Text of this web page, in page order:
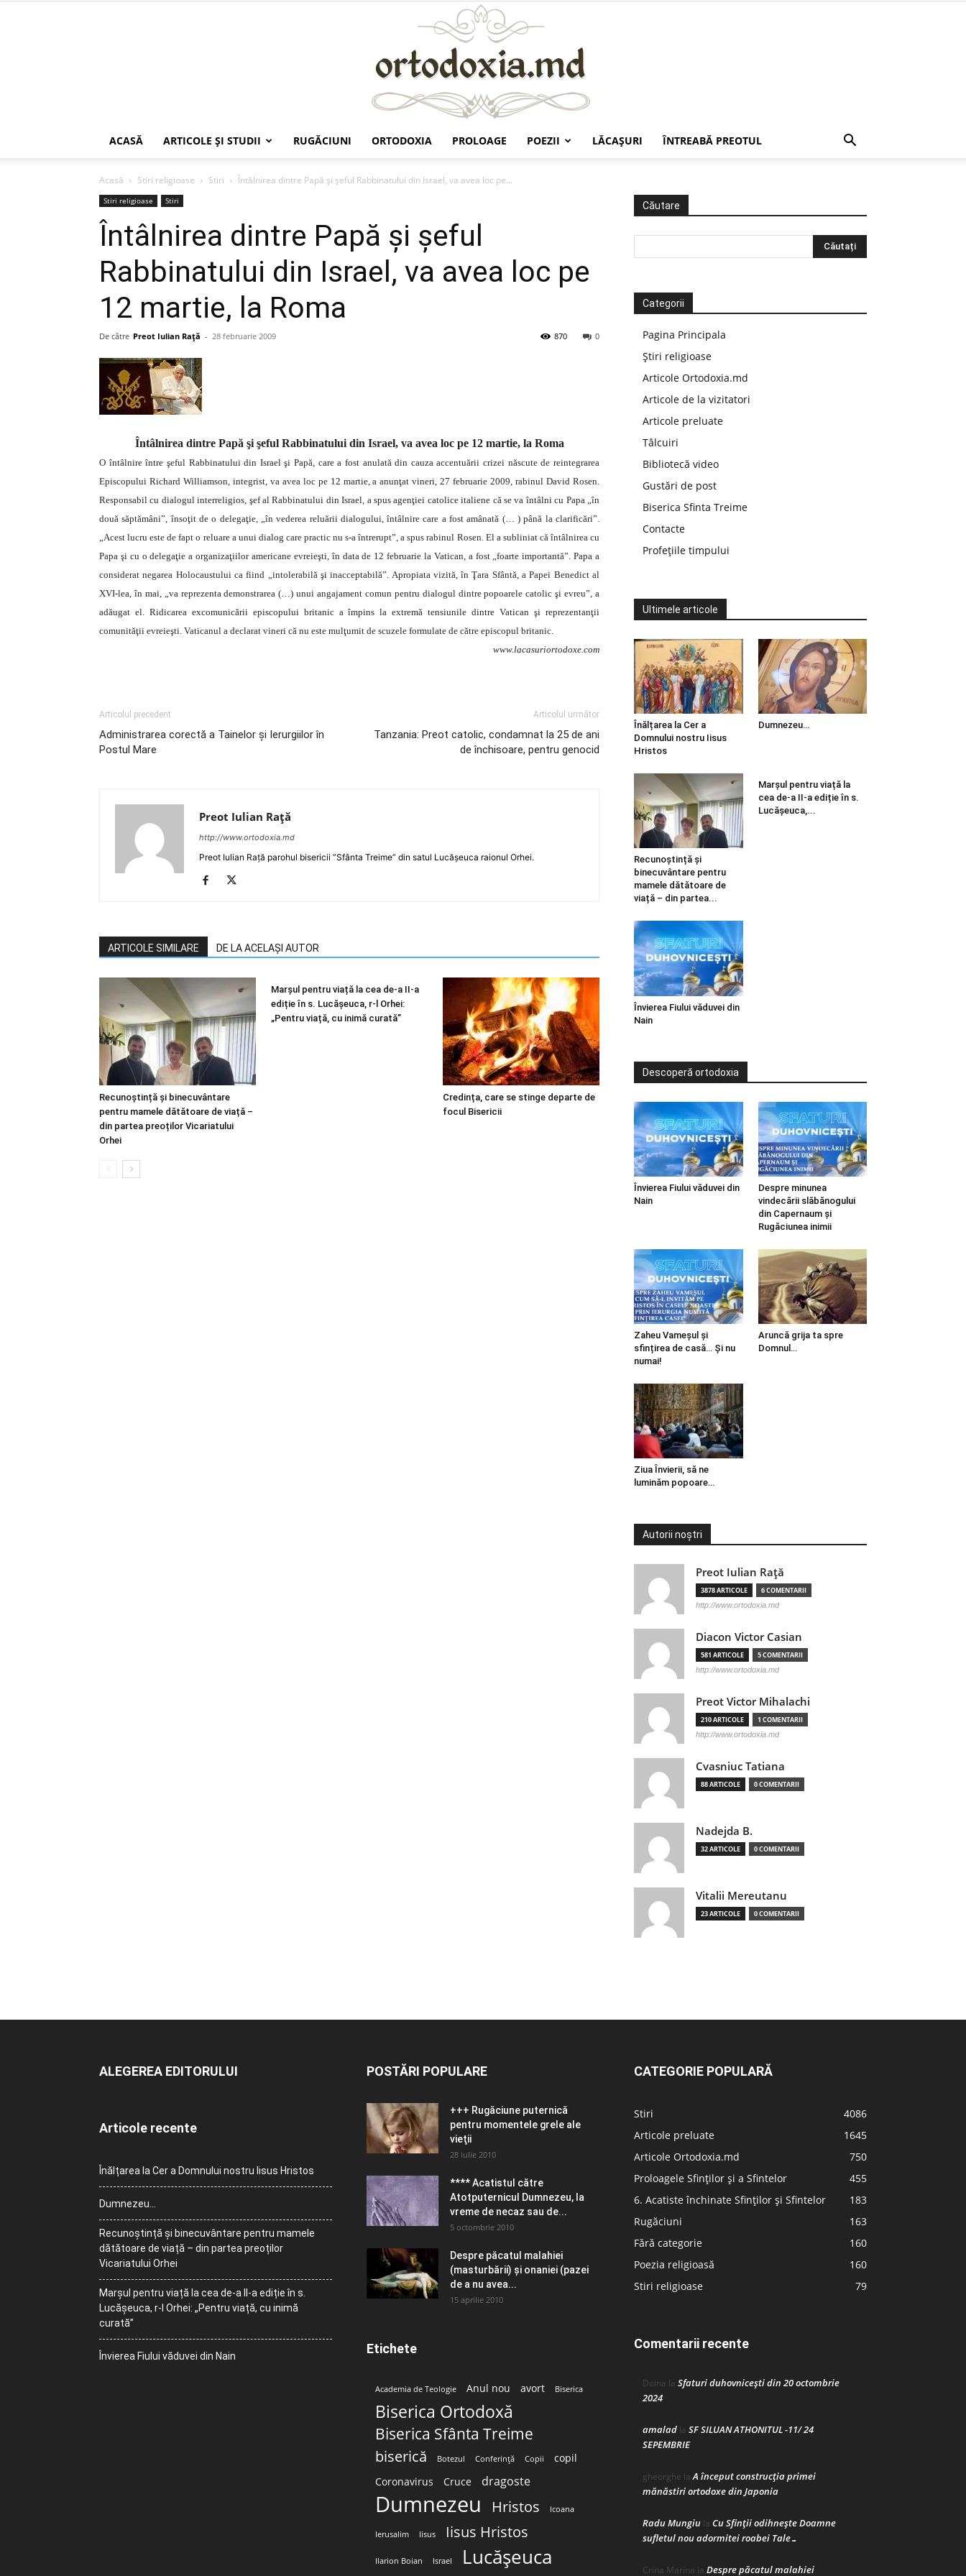
ACASĂ ARTICOLE ŞI STUDII RUGĂCIUNI ORTODOXIA PROLOAGE POEZII LĂCAŞURI ÎNTREABĂ PREOTUL
Acasă Stiri religioase Stiri Întâlnirea dintre Papă şi şeful Rabbinatului din Israel, va avea loc pe...
Stiri religioase Stiri
Întâlnirea dintre Papă şi şeful
Rabbinatului din Israel, va avea loc pe
12 martie, la Roma
De către Preot Iulian Raţă - 28 februarie 2009 0
870
Întâlnirea dintre Papă şi şeful Rabbinatului din Israel, va avea loc pe 12 martie, la Roma
O întâlnire între şeful Rabbinatului din Israel şi Papă, care a fost anulată din cauza accentuării crizei născute de reintegrarea
Episcopului Richard Williamson, integrist, va avea loc pe 12 martie, a anunţat vineri, 27 februarie 2009, rabinul David Rosen.
Responsabil cu dialogul interreligios, şef al Rabbinatului din Israel, a spus agenţiei catolice italiene că se va întâlni cu Papa „în
două săptămâni”, însoţit de o delegaţie, „în vederea reluării dialogului, întâlnire care a fost amânată (… ) până la clarificări”.
„Acest lucru este de fapt o reluare a unui dialog care practic nu s-a întrerupt”, a spus rabinul Rosen. El a subliniat că întâlnirea cu
Papa şi cu o delegaţie a organizaţiilor americane evreieşti, în data de 12 februarie la Vatican, a fost „foarte importantă”. Papa a
considerat negarea Holocaustului ca fiind „intolerabilă şi inacceptabilă”. Apropiata vizită, în Ţara Sfântă, a Papei Benedict al
XVI-lea, în mai, „va reprezenta demonstrarea (…) unui angajament comun pentru dialogul dintre popoarele catolic şi evreu”, a
adăugat el. Ridicarea excomunicării episcopului britanic a împins la extremă tensiunile dintre Vatican şi reprezentanţii
comunităţii evreieşti. Vaticanul a declarat vineri că nu este mulţumit de scuzele formulate de către episcopul britanic.
www.lacasuriortodoxe.com
Articolul precedent
Administrarea corectă a Tainelor şi Ierurgiilor în
Postul Mare
Articolul următor
Tanzania: Preot catolic, condamnat la 25 de ani
de închisoare, pentru genocid
Preot Iulian Raţă
http://www.ortodoxia.md
Preot Iulian Rață parohul bisericii ”Sfânta Treime” din satul Lucășeuca raionul Orhei.
ARTICOLE SIMILARE DE LA ACELAȘI AUTOR
Recunoștință și binecuvântare
pentru mamele dătătoare de viață –
din partea preoților Vicariatului
Orhei
Marșul pentru viață la cea de-a II-a
ediție în s. Lucășeuca, r-l Orhei:
„Pentru viață, cu inimă curată”
Credința, care se stinge departe de
focul Bisericii
Căutare
Categorii
Pagina Principala
Știri religioase
Articole Ortodoxia.md
Articole de la vizitatori
Articole preluate
Tâlcuiri
Bibliotecă video
Gustări de post
Biserica Sfinta Treime
Contacte
Profețiile timpului
Ultimele articole
Înălțarea la Cer a
Domnului nostru Iisus
Hristos
Dumnezeu…
Recunoștință și
binecuvântare pentru
mamele dătătoare de
viață – din partea...
Marșul pentru viață la
cea de-a II-a ediție în s.
Lucășeuca,...
Învierea Fiului văduvei din
Nain
Descoperă ortodoxia
Învierea Fiului văduvei din
Nain
Despre minunea
vindecării slăbănogului
din Capernaum și
Rugăciunea inimii
Zaheu Vameșul și
sfințirea de casă… Și nu
numai!
Aruncă grija ta spre
Domnul…
Ziua Învierii, să ne
luminăm popoare…
Autorii noștri
Preot Iulian Raţă
3878 ARTICOLE 6 COMENTARII
http://www.ortodoxia.md
Diacon Victor Casian
581 ARTICOLE 5 COMENTARII
http://www.ortodoxia.md
Preot Victor Mihalachi
210 ARTICOLE 1 COMENTARII
http://www.ortodoxia.md
Cvasniuc Tatiana
88 ARTICOLE 0 COMENTARII
Nadejda B.
32 ARTICOLE 0 COMENTARII
Vitalii Mereutanu
23 ARTICOLE 0 COMENTARII
ALEGEREA EDITORULUI
Articole recente
Înălțarea la Cer a Domnului nostru Iisus Hristos
Dumnezeu…
Recunoștință și binecuvântare pentru mamele
dătătoare de viață – din partea preoților
Vicariatului Orhei
Marșul pentru viață la cea de-a II-a ediție în s.
Lucășeuca, r-l Orhei: „Pentru viață, cu inimă
curată”
Învierea Fiului văduvei din Nain
POSTĂRI POPULARE
+++ Rugăciune puternică
pentru momentele grele ale
vieţii
28 iulie 2010
**** Acatistul către
Atotputernicul Dumnezeu, la
vreme de necaz sau de...
5 octombrie 2010
Despre păcatul malahiei
(masturbării) şi onaniei (pazei
de a nu avea...
15 aprilie 2010
Etichete
Academia de Teologie Anul nou avort Biserica
Biserica Ortodoxă
Biserica Sfânta Treime
biserică Botezul Conferință Copii
copil
Coronavirus
Cruce dragoste
Dumnezeu Hristos Icoana
Ierusalim Iisus Iisus Hristos
Ilarion Boian Israel Lucășeuca
CATEGORIE POPULARĂ
Stiri
4086
Articole preluate
1645
Articole Ortodoxia.md
750
Proloagele Sfinților și a Sfintelor
455
6. Acatiste închinate Sfinților și Sfintelor
183
Rugăciuni
163
Fără categorie
160
Poezia religioasă
160
Stiri religioase
79
Comentarii recente
Doina la Sfaturi duhovnicești din 20 octombrie
2024
amalad la SF SILUAN ATHONITUL -11/ 24
SEPEMBRIE
gheorghe laA început construcţia primei
mănăstiri ortodoxe din Japonia
Radu Mungiu la Cu Sfinții odihnește Doamne
sufletul nou adormitei roabei Tale…
Crina Marina la Despre păcatul malahiei